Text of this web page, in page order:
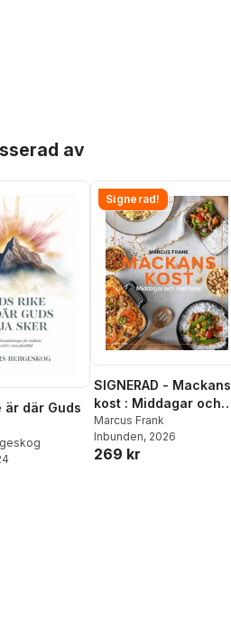
av
är där Guds
Signerad!
SIGNERAD - Mackans
kost : Middagar och
matlådor
Marcus Frank
Inbunden, 2026
269 kr